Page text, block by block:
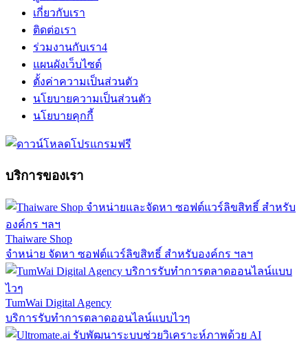
เกี่ยวกับเรา
ติดต่อเรา
ร่วมงานกับเรา4
แผนผังเว็บไซต์
ตั้งค่าความเป็นส่วนตัว
นโยบายความเป็นส่วนตัว
นโยบายคุกกี้
บริการของเรา
Thaiware Shop
จำหน่าย จัดหา ซอฟต์แวร์ลิขสิทธิ์ สำหรับองค์กร ฯลฯ
TumWai Digital Agency
บริการรับทำการตลาดออนไลน์แบบไวๆ